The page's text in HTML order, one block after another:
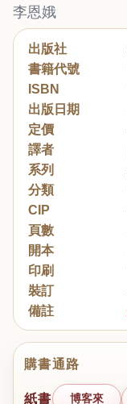
李恩娥
出版社
書籍代號
ISBN
出版日期
定價
譯者
系列
分類
CIP
頁數
開本
印刷
裝訂
備註
購書通路
紙書 博客來